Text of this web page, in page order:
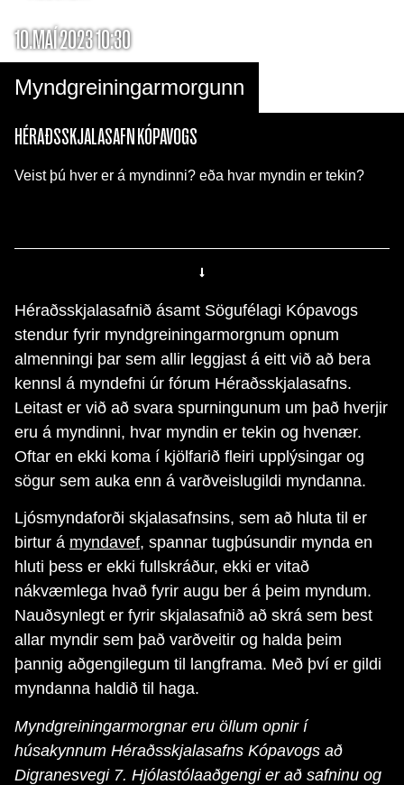
10.MAÍ 2023 10:30
Myndgreiningarmorgunn
HÉRAÐSSKJALASAFN KÓPAVOGS
Veist þú hver er á myndinni? eða hvar myndin er tekin?
Héraðsskjalasafnið ásamt Sögufélagi Kópavogs
stendur fyrir myndgreiningarmorgnum opnum
almenningi þar sem allir leggjast á eitt við að bera
kennsl á myndefni úr fórum Héraðsskjalasafns.
Leitast er við að svara spurningunum um það hverjir
eru á myndinni, hvar myndin er tekin og hvenær.
Oftar en ekki koma í kjölfarið fleiri upplýsingar og
sögur sem auka enn á varðveislugildi myndanna.
Ljósmyndaforði skjalasafnsins, sem að hluta til er
birtur á myndavef, spannar tugþúsundir mynda en
hluti þess er ekki fullskráður, ekki er vitað
nákvæmlega hvað fyrir augu ber á þeim myndum.
Nauðsynlegt er fyrir skjalasafnið að skrá sem best
allar myndir sem það varðveitir og halda þeim
þannig aðgengilegum til langframa. Með því er gildi
myndanna haldið til haga.
Myndgreiningarmorgnar eru öllum opnir í
húsakynnum Héraðsskjalasafns Kópavogs að
Digranesvegi 7. Hjólastólaaðgengi er að safninu og